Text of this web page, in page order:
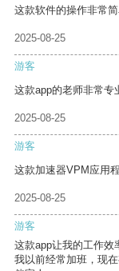
这款软件的操作非常
2025-08-25
游客
这款app的老师非常专
2025-08-25
游客
这款加速器VPM应用
2025-08-25
游客
这款app让我的工作效
我以前经常加班，现